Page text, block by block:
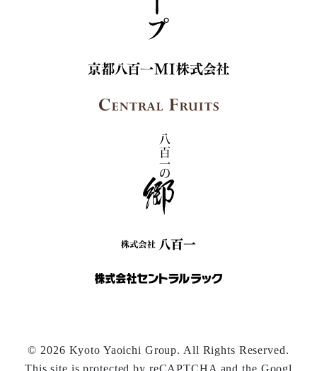
© 2026 Kyoto Yaoichi Group. All Rights Reserved.
This site is protected by reCAPTCHA and the Googl